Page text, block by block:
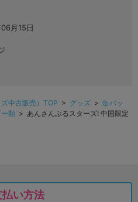
月15日
中古販売）TOP > グッズ > 缶バッ
類 > あんさんぶるスターズ! 中国限定
払い方法